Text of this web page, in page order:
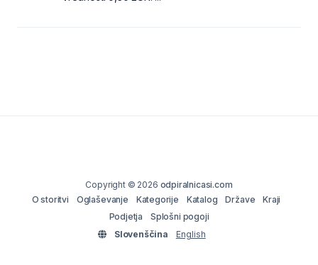
Copyright © 2026 odpiralnicasi.com
O storitvi
Oglaševanje Kategorije Katalog Države
Kraji
Podjetja
Splošni pogoji
Slovenščina
English